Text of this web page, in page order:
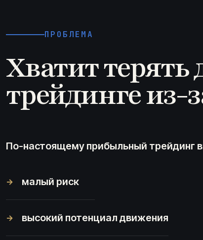
ПРОБЛЕМА
Хватит терять
трейдинге из-
По-настоящему прибыльный трейдинг
→ малый риск
→ высокий потенциал движения